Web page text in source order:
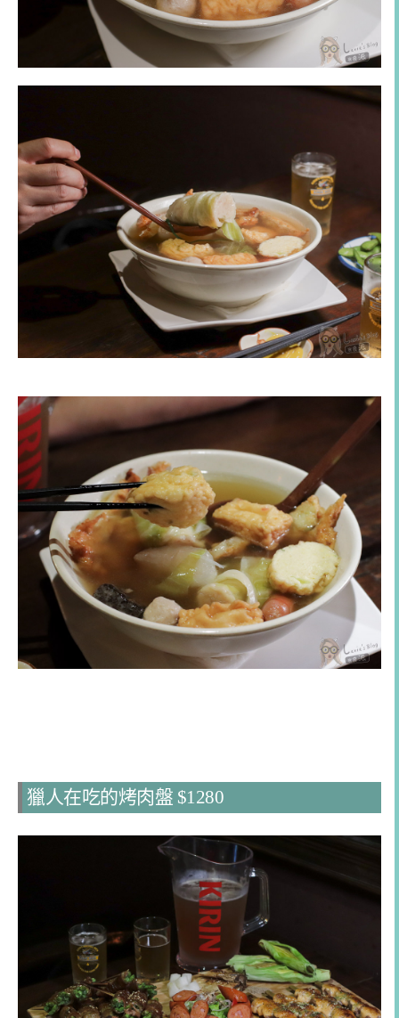
獵人在吃的烤肉盤 $1280